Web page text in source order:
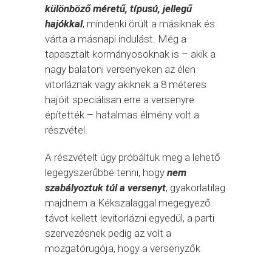
különböző méretű, típusú, jellegű
hajókkal, mindenki örült a másiknak és
várta a másnapi indulást. Még a
tapasztalt kormányosoknak is – akik a
nagy balatoni versenyeken az élen
vitorláznak vagy akiknek a 8 méteres
hajóit speciálisan erre a versenyre
építették – hatalmas élmény volt a
részvétel.
A részvételt úgy próbáltuk meg a lehető
legegyszerűbbé tenni, hogy nem
szabályoztuk túl a versenyt, gyakorlatilag
majdnem a Kékszalaggal megegyező
távot kellett levitorlázni egyedül, a parti
szervezésnek pedig az volt a
mozgatórugója, hogy a versenyzők